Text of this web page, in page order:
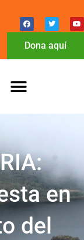
Dona aquí
en
del